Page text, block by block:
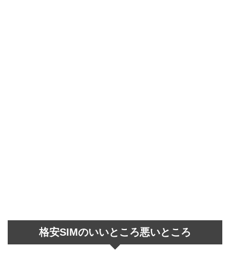
格安SIMのいいところ悪いところ